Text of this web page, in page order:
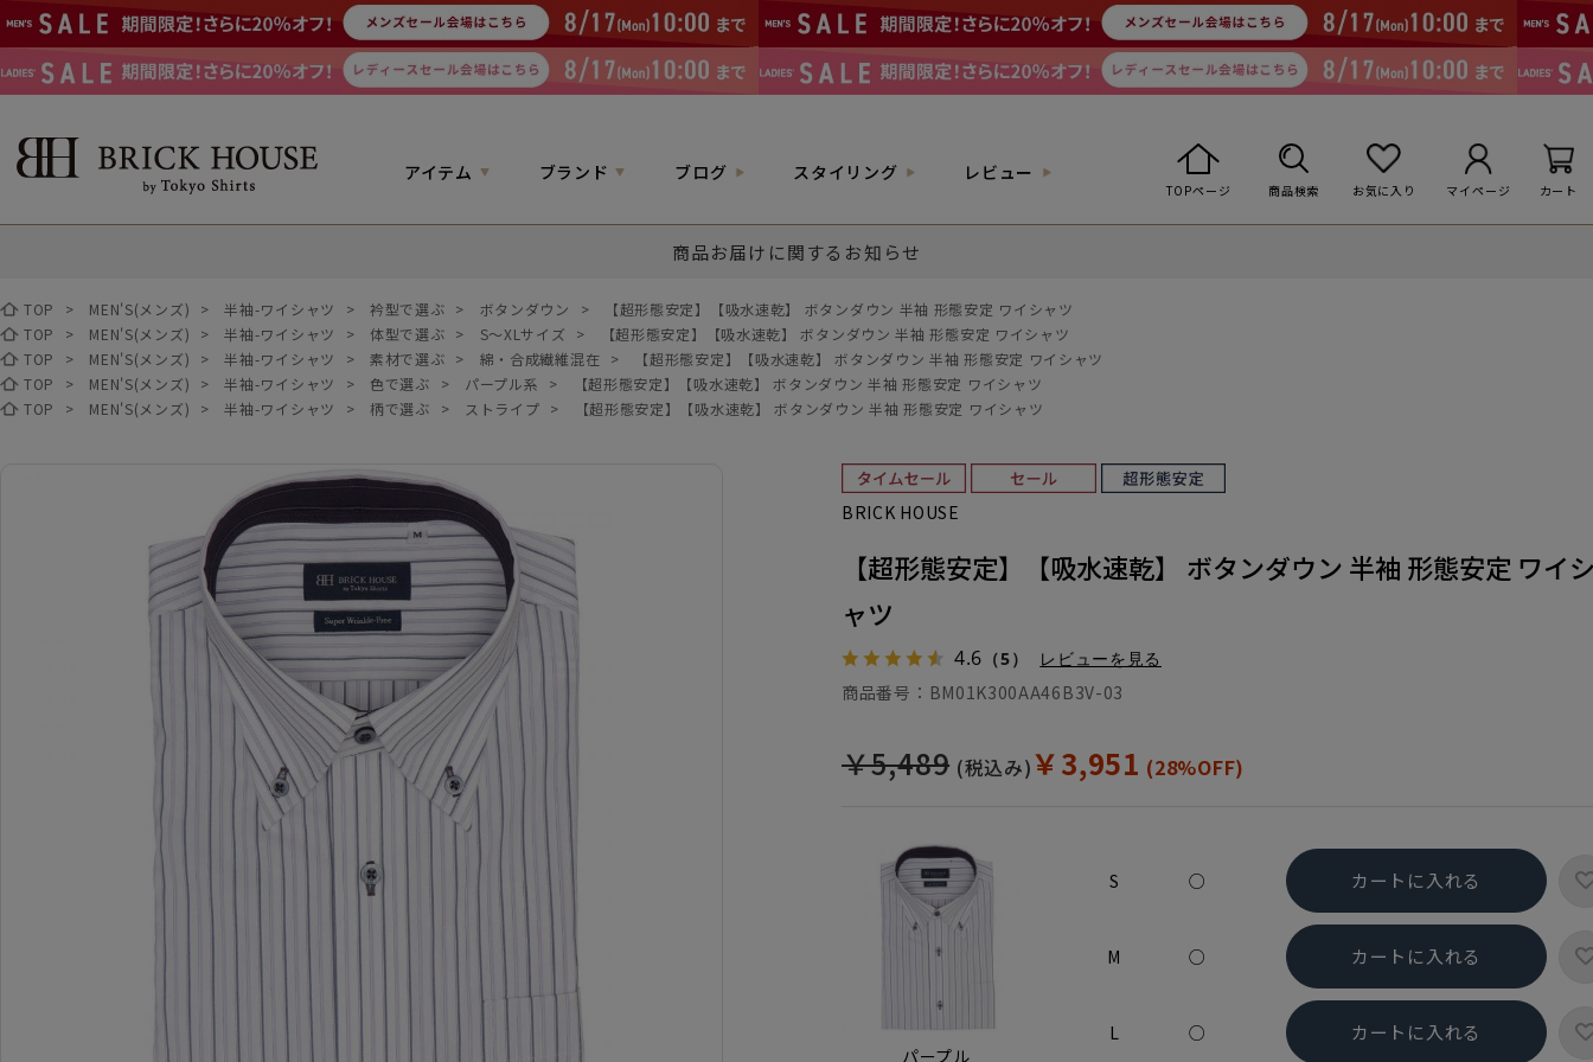
アイテム ブランド ブログ スタイリング レビュー
TOPページ 商品検索 お気に入り マイページ カート
商品お届けに関するお知らせ
TOP > MEN'S(メンズ) > 半袖-ワイシャツ > 衿型で選ぶ > ボタンダウン >
【超形態安定】【吸水速乾】 ボタンダウン 半袖 形態安定 ワイシャツ
TOP
> MEN'S(メンズ) > 半袖-ワイシャツ > 体型で選ぶ > S～XLサイズ >
【超形態安定】【吸水速乾】 ボタンダウン 半袖 形態安定 ワイシャツ
TOP
> MEN'S(メンズ) > 半袖-ワイシャツ > 素材で選ぶ > 綿・合成繊維混在 >
【超形態安定】【吸水速乾】 ボタンダウン 半袖 形態安定 ワイシャツ
TOP
> MEN'S(メンズ) > 半袖-ワイシャツ > 色で選ぶ > パープル系 >
【超形態安定】【吸水速乾】 ボタンダウン 半袖 形態安定 ワイシャツ
TOP
> MEN'S(メンズ) > 半袖-ワイシャツ > 柄で選ぶ > ストライプ > 【超形態安定】【吸水速乾】 ボタンダウン 半袖 形態安定 ワイシャツ
BRICK HOUSE
【超形態安定】【吸水速乾】 ボタンダウン 半袖 形態安定 ワイ
ャツ
4.6 （5） レビューを見る
￥5,489 (税込み)￥3,951 (28%OFF)
商品番号： BM01K300AA46B3V-03
パープル
S ○ カートに入れる
M ○ カートに入れる
L ○ カートに入れる